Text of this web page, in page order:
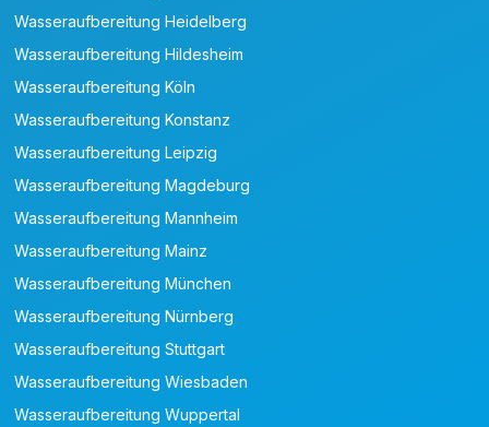
Wasseraufbereitung Heidelberg
Wasseraufbereitung Hildesheim
Wasseraufbereitung Köln
Wasseraufbereitung Konstanz
Wasseraufbereitung Leipzig
Wasseraufbereitung Magdeburg
Wasseraufbereitung Mannheim
Wasseraufbereitung Mainz
Wasseraufbereitung München
Wasseraufbereitung Nürnberg
Wasseraufbereitung Stuttgart
Wasseraufbereitung Wiesbaden
Wasseraufbereitung Wuppertal